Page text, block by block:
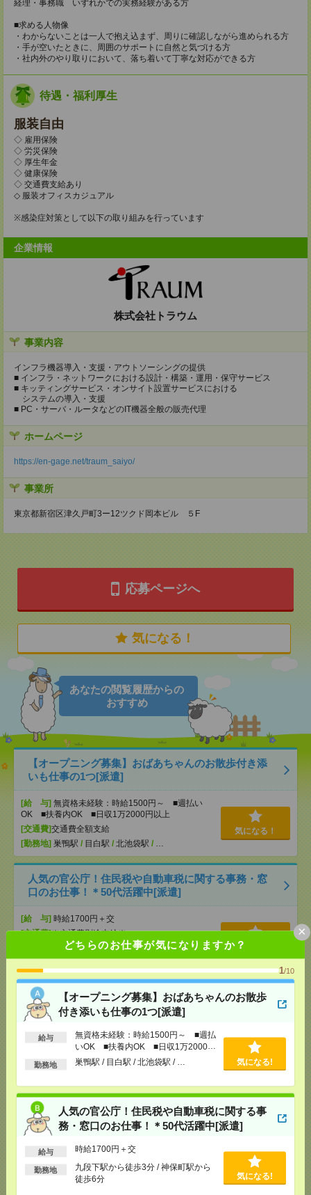
どちらのお仕事が気になりますか？
1/10
【オープニング募集】おばあちゃんのお散歩
付き添いも仕事の1つ[派遣]
給与
無資格未経験：時給1500円～ ■週払
いOK ■扶養内OK ■日収1万2000円
以上
勤務地 巣鴨駅 / 目白駅 / 北池袋駅 / … 気になる!
人気の官公庁！住民税や自動車税に関する事
務・窓口のお仕事！＊50代活躍中[派遣]
給与 時給1700円＋交
勤務地
九段下駅から徒歩3分 / 神保町駅から
徒歩6分
気になる!
×
経理・事務職 いずれかでの実務経験がある方
■求める人物像
・わからないことは一人で抱え込まず、周りに確認しながら進められる方
・手が空いたときに、周囲のサポートに自然と気づける方
・社内外のやり取りにおいて、落ち着いて丁寧な対応ができる方
待遇・福利厚生
服装自由
◇ 雇用保険
◇ 労災保険
◇ 厚生年金
◇ 健康保険
◇ 交通費支給あり
◇ 服装オフィスカジュアル
※感染症対策として以下の取り組みを行っています
企業情報
株式会社トラウム
事業内容
インフラ機器導入・支援・アウトソーシングの提供
■ インフラ・ネットワークにおける設計・構築・運用・保守サービス
■ キッティングサービス・オンサイト設置サービスにおける
システムの導入・支援
■ PC・サーバ・ルータなどのIT機器全般の販売代理
ホームページ
https://en-gage.net/traum_saiyo/
事業所
東京都新宿区津久戸町3ー12ツクド岡本ビル ５F
応募ページへ
気になる！
あなたの閲覧履歴からの
おすすめ
【オープニング募集】おばあちゃんのお散歩付き添
いも仕事の1つ[派遣]
[給 与] 無資格未経験：時給1500円～ ■週払い
OK ■扶養内OK ■日収1万2000円以上
[交通費]交通費全額支給
[勤務地] 巣鴨駅 / 目白駅 / 北池袋駅 / …
気になる！
人気の官公庁！住民税や自動車税に関する事務・窓
口のお仕事！＊50代活躍中[派遣]
[給 与] 時給1700円＋交
[交通費]※交通費別途支給※
九段下駅から徒歩3分/神保町駅から徒歩6
分
気になる！
10月開始＼週4日・時短OK！データ入力・事務局サ
ポート！＊50代活躍中[派遣]
[給 与]時給1750円＋交
交通費別途支給
[勤務地]竹橋駅から徒歩5分/ 神保町駅から徒歩7分
気になる！
【在宅勤務OK】時給3000円！10～16時＊残業ほぼな
し▼新日本橋で一般事務[派遣]
[給 与]時給3000円 月収例 30万円 時給3000円×
実働5h×週5日×4週 ※月収例を保証するものではあ
りません。※給与即受取りサービス利用可（利用条
件有）
1ヶ月3万円を上限として実費支給